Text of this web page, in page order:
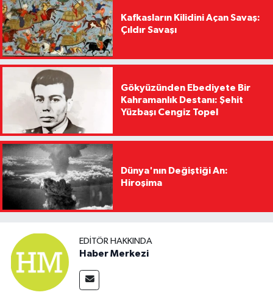
Kafkasların Kilidini Açan Savaş:
Çıldır Savaşı
Gökyüzünden Ebediyete Bir
Kahramanlık Destanı: Şehit
Yüzbaşı Cengiz Topel
Dünya'nın Değiştiği An:
Hiroşima
EDITÖR HAKKINDA
Haber Merkezi